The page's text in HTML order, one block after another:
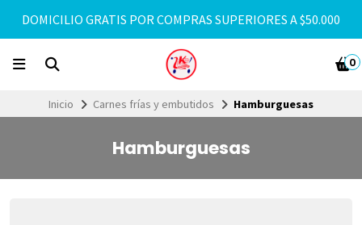
DOMICILIO GRATIS POR COMPRAS SUPERIORES A $50.000
0
Inicio Carnes frías y embutidos Hamburguesas
Hamburguesas